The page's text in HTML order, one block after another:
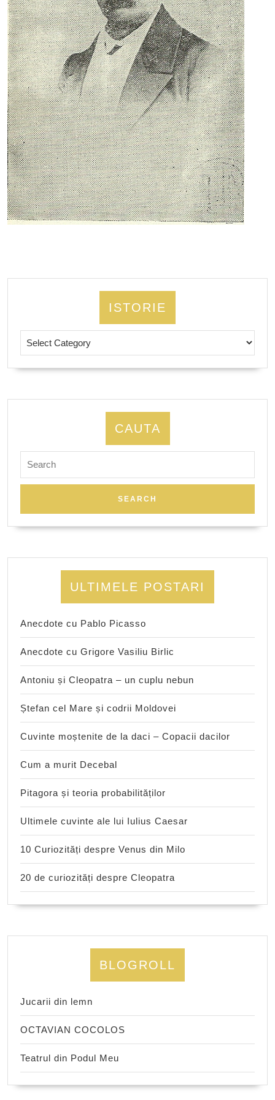
ISTORIE
CAUTA
for:
ULTIMELE POSTARI
Anecdote cu Pablo Picasso
Anecdote cu Grigore Vasiliu Birlic
Antoniu și Cleopatra – un cuplu nebun
Ștefan cel Mare și codrii Moldovei
Cuvinte moștenite de la daci – Copacii dacilor
Cum a murit Decebal
Pitagora și teoria probabilităților
Ultimele cuvinte ale lui Iulius Caesar
10 Curiozități despre Venus din Milo
20 de curiozități despre Cleopatra
BLOGROLL
Jucarii din lemn
OCTAVIAN COCOLOS
Teatrul din Podul Meu